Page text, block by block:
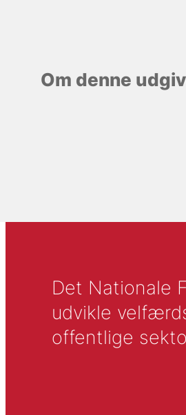
Om denne
Det Nationale
udvikle
offentlige